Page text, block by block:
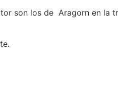
son los de Aragorn en la